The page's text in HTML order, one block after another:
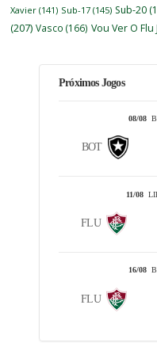
Xavier (141) Sub-17 (145) Sub-20
(207) Vasco (166) Vou Ver O Flu
Próximos Jogos
08/08
BOT
11/08
FLU
16/08
FLU